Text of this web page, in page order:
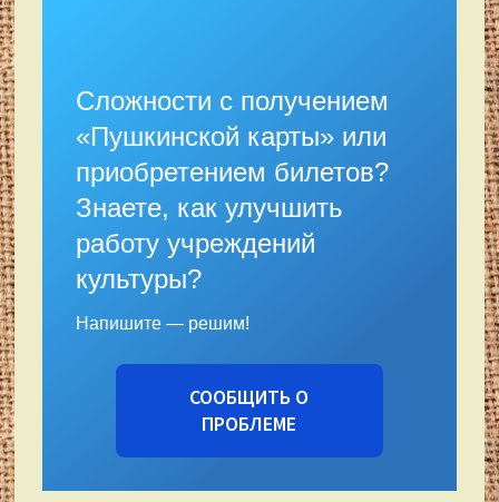
Сложности с получением
«Пушкинской карты» или
приобретением билетов?
Знаете, как улучшить
работу учреждений
культуры?
Напишите — решим!
СООБЩИТЬ О
ПРОБЛЕМЕ